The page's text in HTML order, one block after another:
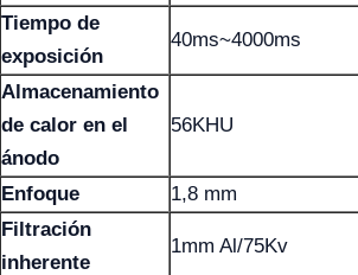
Tiempo de
exposición
40ms~4000ms
Almacenamiento
de calor en el
ánodo
56KHU
Enfoque
1,8 mm
Filtración
inherente
1mm Al/75Kv